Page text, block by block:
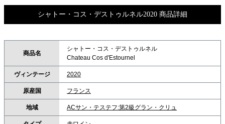
シャトー・コス・デストゥルネル2020 商品詳細
商品名
シャトー・コス・デストゥルネル
Chateau Cos d'Estournel
ヴィンテージ 2020
原産国 フランス
地域 ACサン・テステフ:第2級グラン・クリュ